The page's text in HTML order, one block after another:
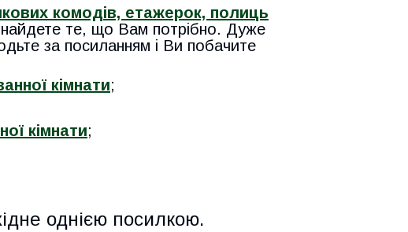
комодів, етажерок, полиць
те, що Вам потрібно. Дуже
за посиланням і Ви побачите
кімнати;
кімнати;
однією посилкою.